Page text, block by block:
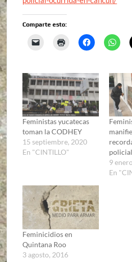
Comparte esto:
Feministas yucatecas
toman la CODHEY
15 septiembre, 2020
En "CINTILLO"
9
En
Feminicidios en
Quintana Roo
3 agosto, 2016